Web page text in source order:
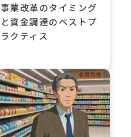
事業改革のタイミング
と資金調達のベストプ
ラクティス